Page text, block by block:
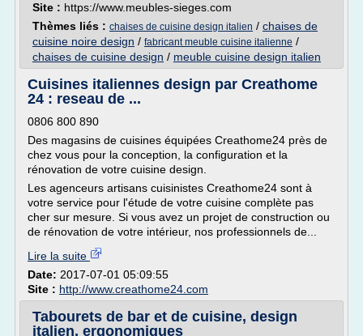
Site : https://www.meubles-sieges.com
Thèmes liés : chaises de cuisine design italien / chaises de
cuisine noire design / fabricant meuble cuisine italienne /
chaises de cuisine design / meuble cuisine design italien
Cuisines italiennes design par Creathome
24 : reseau de ...
0806 800 890
Des magasins de cuisines équipées Creathome24 près de
chez vous pour la conception, la configuration et la
rénovation de votre cuisine design.
Les agenceurs artisans cuisinistes Creathome24 sont à
votre service pour l'étude de votre cuisine complète pas
cher sur mesure. Si vous avez un projet de construction ou
de rénovation de votre intérieur, nos professionnels de...
Lire la suite
Date: 2017-07-01 05:09:55
Site : http://www.creathome24.com
Tabourets de bar et de cuisine, design
italien, ergonomiques